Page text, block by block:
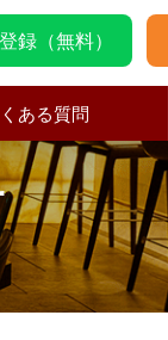
録（無料）
ある質問